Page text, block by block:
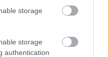
storage
storage
authentication